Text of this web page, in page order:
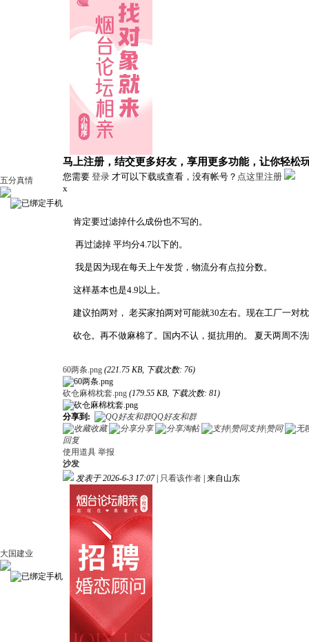
五分真情
马上注册，结交更多好友，享用更多功能，让你轻松
您需要 登录 才可以下载或查看，没有帐号？ 点这里注册
x
肯定要过滤掉什么成份也不写的。
再过滤掉 平均分4.7以下的。
我是因为现在每天上午发货，物流分有点拉分数。
这样基本也是4.9以上。
建议拍两对， 老买家拍两对可能就30左右。现在工厂一对
砍仓。再不做麻棉了。国内不认，挺抗用的。 夏天两周不
60两条.png (221.75 KB, 下载次数: 76)
砍仓麻棉枕套.png (179.55 KB, 下载次数: 81)
分享到:
QQ好友和群
收藏
分享 淘帖
支持|赞同
回复
使用道具 举报
大国建业
沙发
发表于 2026-6-3 17:07
只看该作者 来自山东